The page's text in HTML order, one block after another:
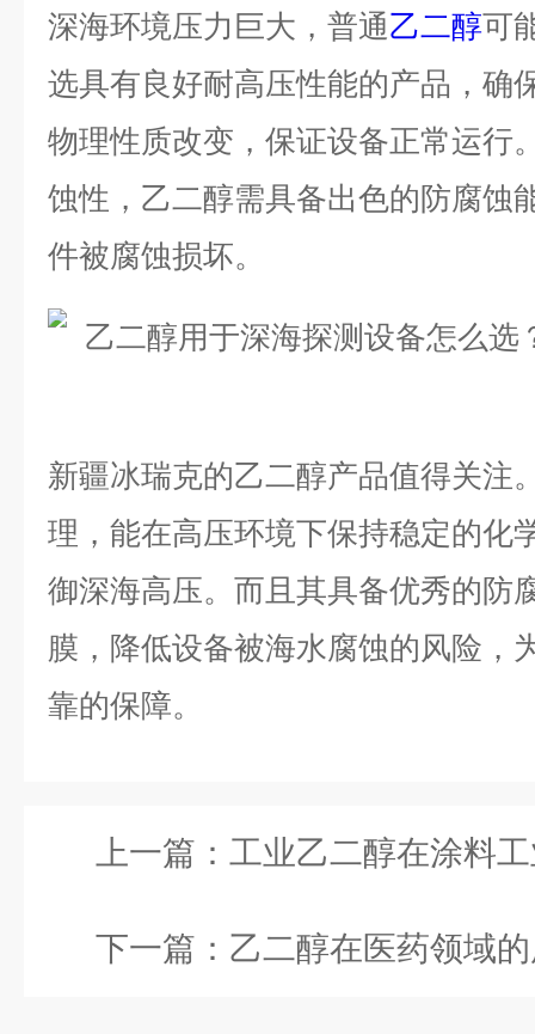
深海环境压力巨大，普通乙二醇可
选具有良好耐高压性能的产品，确
物理性质改变，保证设备正常运行
蚀性，乙二醇需具备出色的防腐蚀
件被腐蚀损坏。
新疆冰瑞克的乙二醇产品值得关注
理，能在高压环境下保持稳定的化
御深海高压。而且其具备优秀的防
膜，降低设备被海水腐蚀的风险，
靠的保障。
上一篇： 工业乙二醇在涂料工业中的作
下一篇： 乙二醇在医药领域的用途